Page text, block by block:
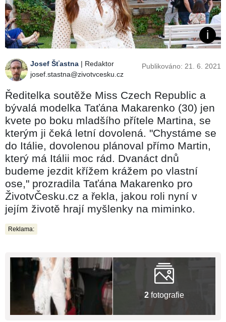
Josef Šťastna | Redaktor
josef.stastna@zivotvcesku.cz
Publikováno: 21. 6. 2021
Ředitelka soutěže Miss Czech Republic a
bývalá modelka Taťána Makarenko (30) jen
kvete po boku mladšího přítele Martina, se
kterým ji čeká letní dovolená. "Chystáme se
do Itálie, dovolenou plánoval přímo Martin,
který má Itálii moc rád. Dvanáct dnů
budeme jezdit křížem krážem po vlastní
ose," prozradila Taťána Makarenko pro
ŽivotvČesku.cz a řekla, jakou roli nyní v
jejím životě hrají myšlenky na miminko.
Reklama:
2 fotografie